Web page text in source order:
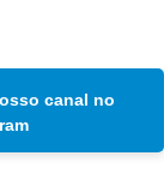
canal no